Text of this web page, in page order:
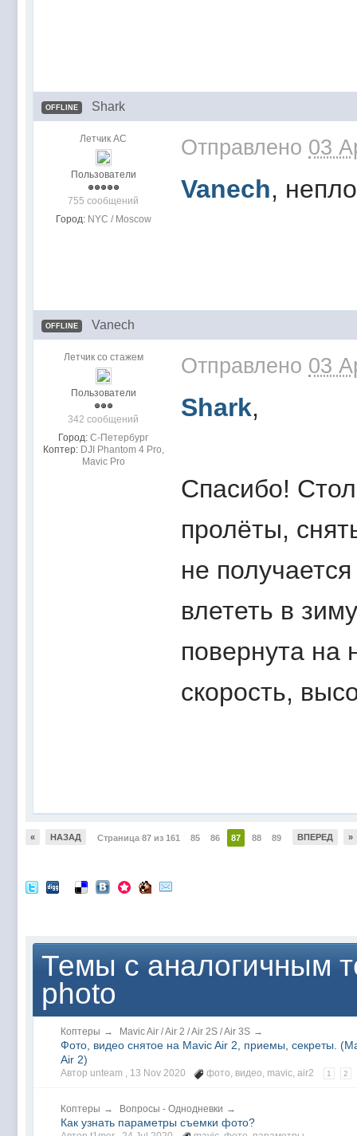
OFFLINE Shark
Летчик АС
Пользователи
755 сообщений
Город: NYC / Moscow
Отправлено 03
Vanech,
OFFLINE Vanech
Летчик со стажем
Пользователи
342 сообщений
Город: С-Петербург
Коптер: DJI Phantom 4 Pro,
Mavic Pro
Отправлено 03
Shark,
Спасибо!
пролёты,
не
влететь в
повернута на
скорость,
« НАЗАД Страница 87 из 161 85 86 87 88 89 ВПЕРЕД »
Темы с аналогичным
photo
Коптеры → Mavic Air / Air 2 / Air 2S / Air 3S →
Фото, видео снятое на Mavic Air 2, приемы, секреты.
Air 2)
Автор unteam , 13 Nov 2020 фото, видео, mavic, air2 1 2
Коптеры → Вопросы - Однодневки →
Как узнать параметры съемки фото?